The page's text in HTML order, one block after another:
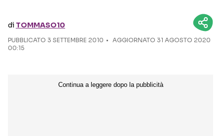
di TOMMASO10
PUBBLICATO 3 SETTEMBRE 2010
AGGIORNATO 31 AGOSTO 2020
00:15